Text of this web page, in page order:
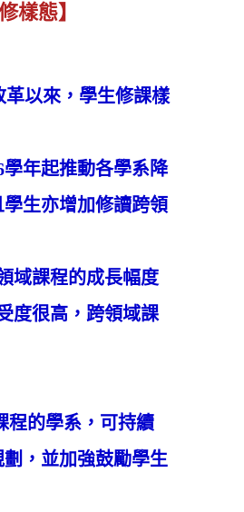
樣態】
以來，學生修課樣
年起推動各學系降
生亦增加修讀跨領
域課程的成長幅度
度很高，跨領域課
的學系，可持續
，並加強鼓勵學生